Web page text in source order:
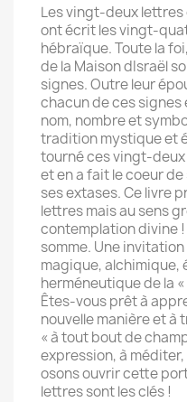
Les vingt-deux
ont écrit les vingt-
hébraïque. Toute la
de la Maison dIsraël
signes. Outre leur
chacun de ces signes
nom, nombre et
tradition mystique et
tourné ces vingt-
et en a fait le coeur
ses extases. Ce livre
lettres mais au sens
contemplation divine
somme. Une
magique,
herméneutique de la
Êtes-vous prêt à
nouvelle manière et à
« à tout bout de
expression, à
osons ouvrir cette
lettres sont les clés !